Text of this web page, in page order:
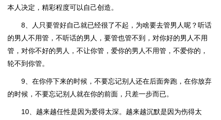
本人决定，精彩程度可以自己创造。
8、人只要管好自己就已经很了不起，为啥要去管男人呢？听话
的男人不用管，不听话的男人，要管也管不到，对你好的男人不用
管，对你不好的男人，不让你管，爱你的男人不用管，不爱你的，
轮不到你管。
9、在你停下来的时候，不要忘记别人还在后面奔跑，在你放弃
的时候，不要忘记别人就在你的前面，只差一步而已。
10、越来越任性是因为爱得太深。越来越沉默是因为伤得太